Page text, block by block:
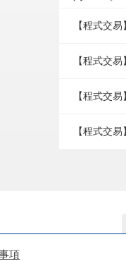
【程式交
【程式交
【程式交
【程式交
項